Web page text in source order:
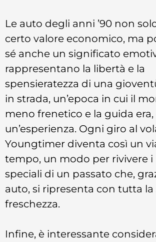
Le auto degli anni ’90 non
certo valore economico, ma
sé anche un significato
rappresentano la libertà e la
spensieratezza di una
in strada, un’epoca in cui il
meno frenetico e la guida era,
un’esperienza. Ogni giro al
Youngtimer diventa così un
tempo, un modo per rivivere
speciali di un passato che,
auto, si ripresenta con tutta la
freschezza.
Infine, è interessante